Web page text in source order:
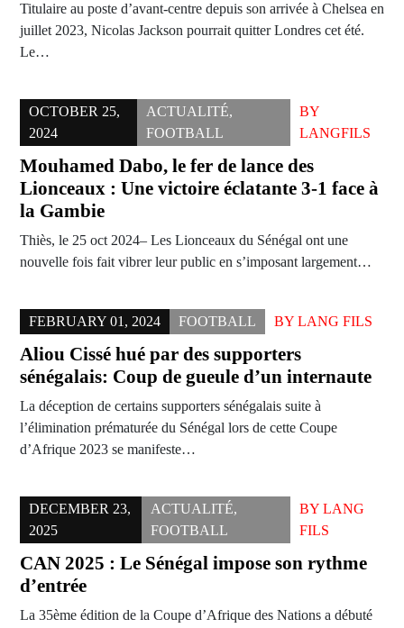
Titulaire au poste d’avant-centre depuis son arrivée à Chelsea en
juillet 2023, Nicolas Jackson pourrait quitter Londres cet été.
Le…
OCTOBER 25,
2024
ACTUALITÉ,
FOOTBALL
BY
LANGFILS
Mouhamed Dabo, le fer de lance des
Lionceaux : Une victoire éclatante 3-1 face à
la Gambie
Thiès, le 25 oct 2024– Les Lionceaux du Sénégal ont une
nouvelle fois fait vibrer leur public en s’imposant largement…
FEBRUARY 01, 2024 FOOTBALL BY LANG FILS
Aliou Cissé hué par des supporters
sénégalais: Coup de gueule d’un internaute
La déception de certains supporters sénégalais suite à
l’élimination prématurée du Sénégal lors de cette Coupe
d’Afrique 2023 se manifeste…
DECEMBER 23,
2025
ACTUALITÉ,
FOOTBALL
BY LANG
FILS
CAN 2025 : Le Sénégal impose son rythme
d’entrée
La 35ème édition de la Coupe d’Afrique des Nations a débuté